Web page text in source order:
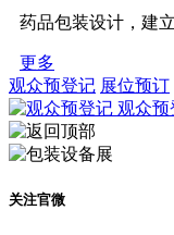
药品包装设计，建
更多
观众预登记 展位预订
观众预
关注官微